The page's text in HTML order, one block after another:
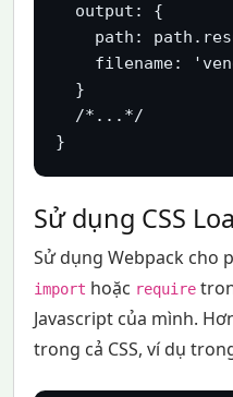
  output: {
path:
filename:
  }
  /*...*/
}
Sử dụng CSS
Sử dụng Webpack cho
import hoặc require
Javascript của mình.
trong cả CSS, ví dụ